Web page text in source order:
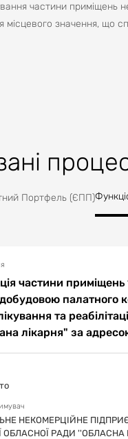
частини приміщень
місцевого значення, що
споруд в цілому.В
фасади усіх
реконструкцію
для лікування і
норм.
закладу
надання
допомоги нашого
Портфель (ЄПП)
частини
палатного
та
лікарня" за
НЕКОМЕРЦІЙНЕ
ОБЛАСНОЇ РАДИ ''ОБЛАСНА